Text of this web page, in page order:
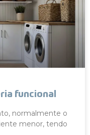
funcional
normalmente o
menor, tendo